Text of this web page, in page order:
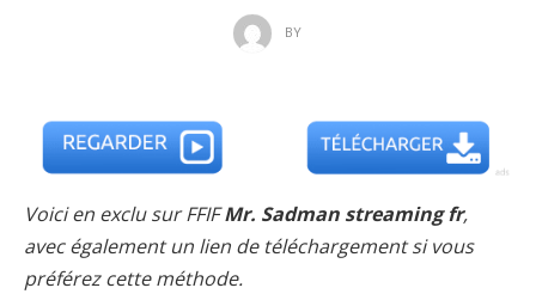
BY
Voici en exclu sur FFIFMr. Sadman streaming fr,
avec également un lien de téléchargement si vous
préférez cette méthode.